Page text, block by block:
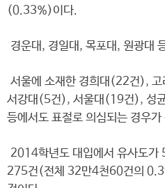
(0.33%)이다.
경운대, 경일대, 목포대, 원광대
서울에 소재한 경희대(22건),
서강대(5건), 서울대(19건), 성
등에서도 표절로 의심되는 경우가
2014학년도 대입에서 유사도가
275건(전체 32만4천60건의